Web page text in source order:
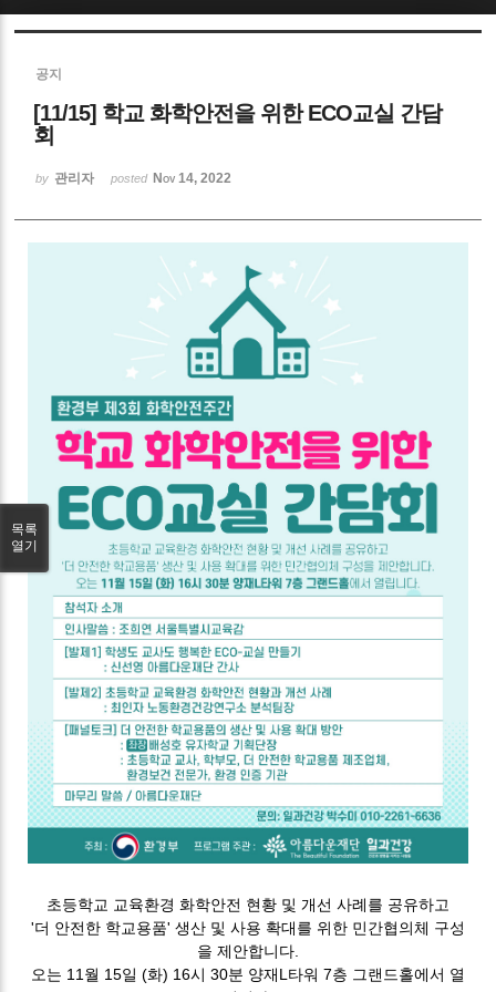
공지
[11/15] 학교 화학안전을 위한 ECO교실 간담
회
by 관리자 posted Nov 14, 2022
초등학교 교육환경 화학안전 현황 및 개선 사례를 공유하고
'더 안전한 학교용품' 생산 및 사용 확대를 위한 민간협의체 구성
을 제안합니다.
오는 11월 15일 (화) 16시 30분 양재L타워 7층 그랜드홀에서 열
목록
열기
Sketchbook5, 스케치북5
Sketchbook5, 스케치북5